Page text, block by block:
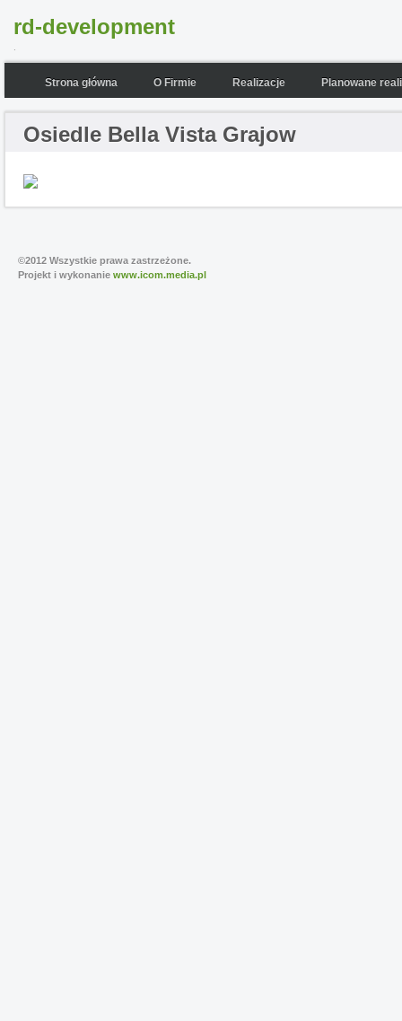
rd-development
Strona główna O Firmie Realizacje Planowane
Osiedle Bella Vista Grajow
©2012 Wszystkie prawa zastrzeżone.
Projekt i wykonanie www.icom.media.pl